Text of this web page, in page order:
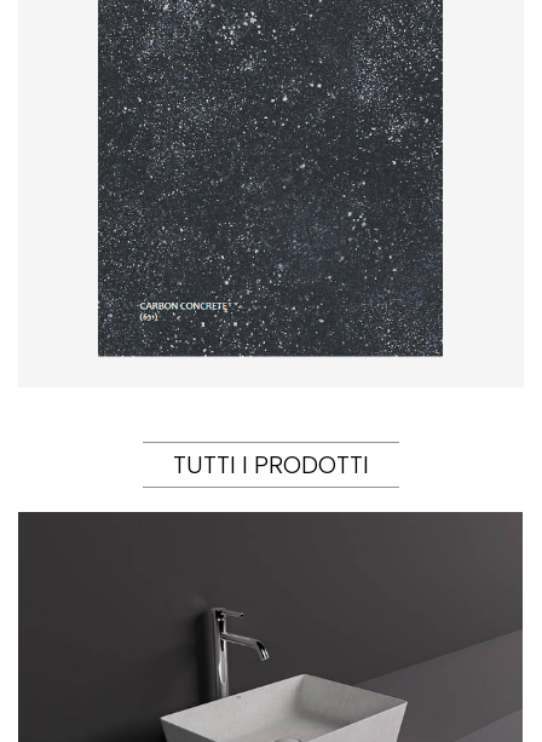
TUTTI I PRODOTTI